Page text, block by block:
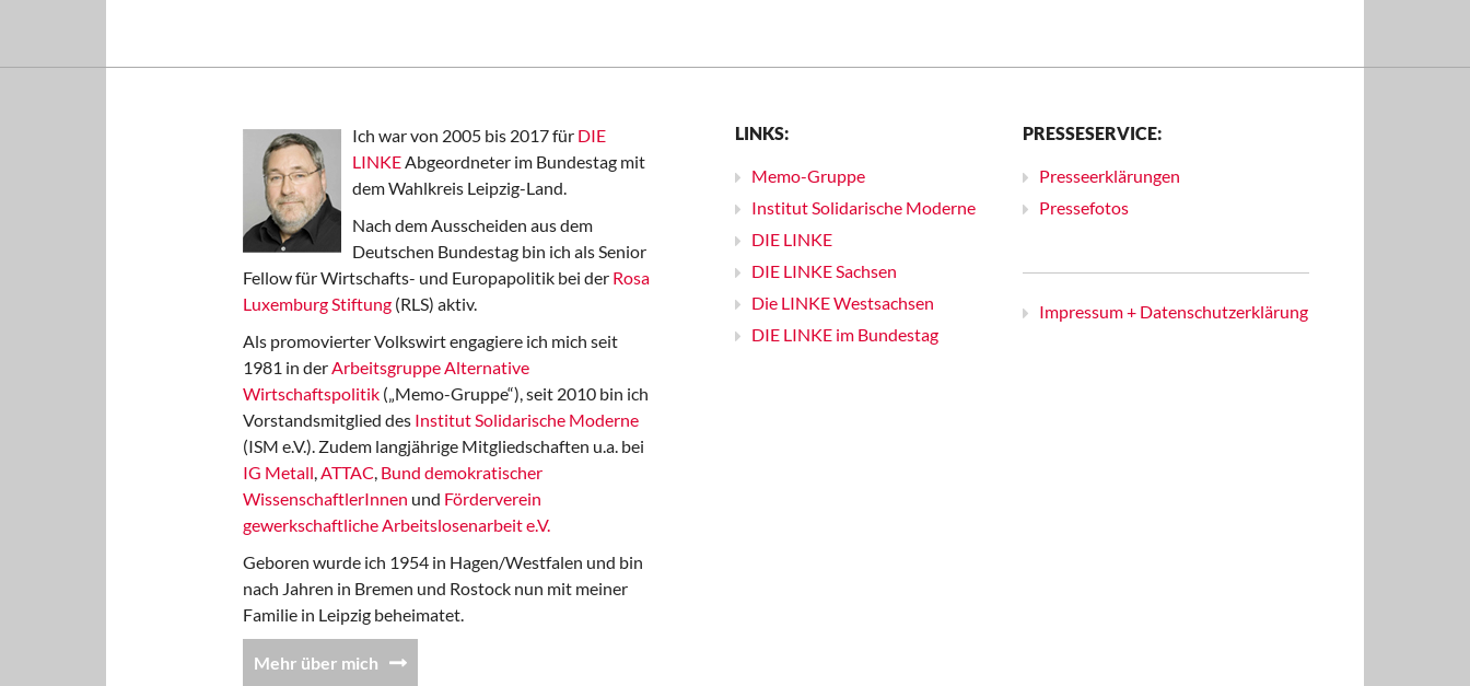
Ich war von 2005 bis 2017 für DIE
LINKEAbgeordneter im Bundestag mit
dem Wahlkreis Leipzig-Land.
Nach dem Ausscheiden aus dem
Deutschen Bundestag bin ich als Senior
Fellow für Wirtschafts- und Europapolitik bei der Rosa
Luxemburg Stiftung (RLS) aktiv.
Als promovierter Volkswirt engagiere ich mich seit
1981 in derArbeitsgruppe Alternative
Wirtschaftspolitik („Memo-Gruppe“), seit 2010 bin ich
Vorstandsmitglied des Institut Solidarische Moderne
(ISM e.V.). Zudem langjährige Mitgliedschaften u.a. bei
IG Metall,ATTAC, Bund demokratischer
WissenschaftlerInnen und Förderverein
gewerkschaftliche Arbeitslosenarbeit e.V.
Geboren wurde ich 1954 in Hagen/Westfalen und bin
nach Jahren in Bremen und Rostock nun mit meiner
Familie in Leipzig beheimatet.
Mehr über mich
LINKS:
Memo-Gruppe
Institut Solidarische Moderne
DIE LINKE
DIE LINKE Sachsen
Die LINKE Westsachsen
DIE LINKE im Bundestag
PRESSESERVICE:
Presseerklärungen
Pressefotos
Impressum + Datenschutzerklärung